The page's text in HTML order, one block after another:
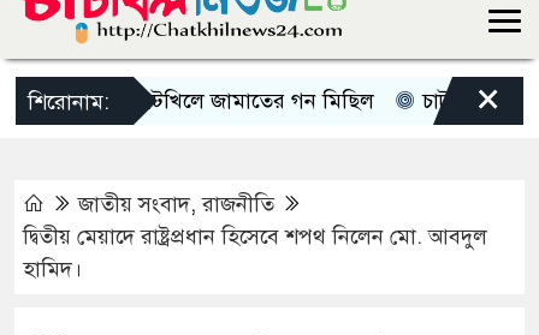
শিরোনাম:চাটখিলে জামাতের গন মিছিল চাটখিলে পানিতে
×
জাতীয় সংবাদ,রাজনীতি
দ্বিতীয় মেয়াদে রাষ্ট্রপ্রধান হিসেবে শপথ নিলেন মো. আবদুল
হামিদ।